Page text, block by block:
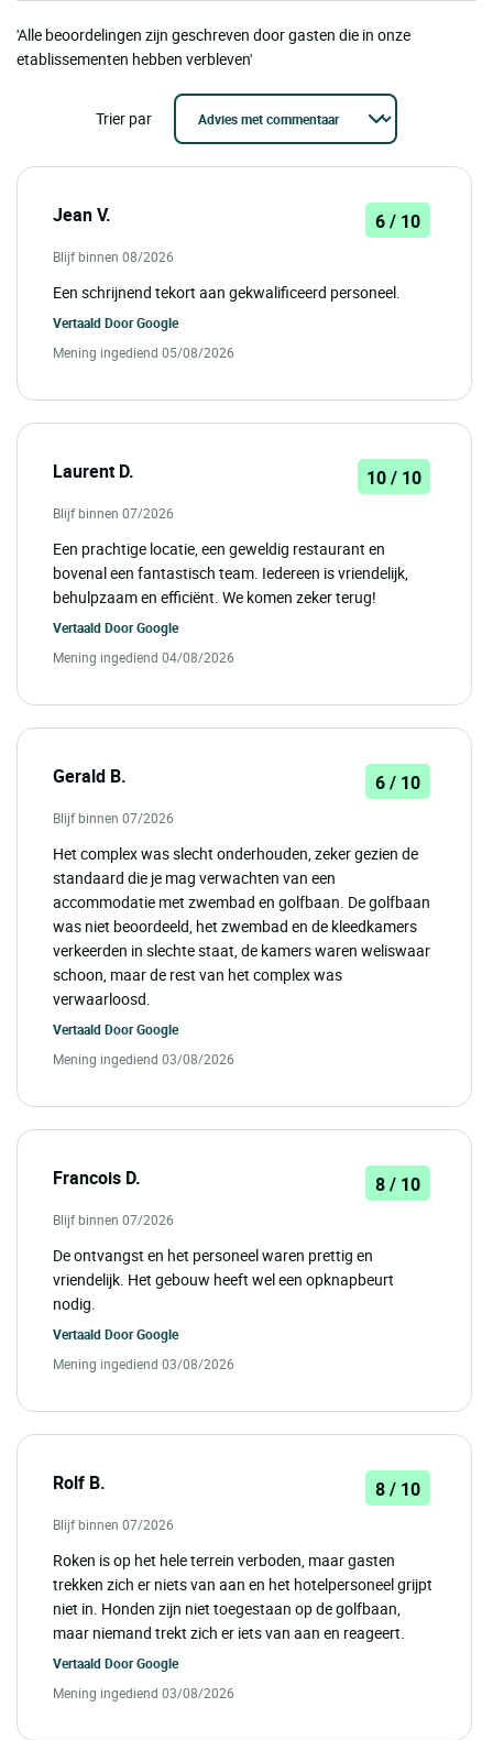
'Alle beoordelingen zijn geschreven door gasten die in onze
etablissementen hebben verbleven'
Trier par
Jean V. 6 / 10
Blijf binnen 08/2026
Een schrijnend tekort aan gekwalificeerd personeel.
Vertaald DoorGoogle
Mening ingediend 05/08/2026
Laurent D. 10 / 10
Blijf binnen 07/2026
Een prachtige locatie, een geweldig restaurant en
bovenal een fantastisch team. Iedereen is vriendelijk,
behulpzaam en efficiënt. We komen zeker terug!
Vertaald DoorGoogle
Mening ingediend 04/08/2026
Gerald B. 6 / 10
Blijf binnen 07/2026
Het complex was slecht onderhouden, zeker gezien de
standaard die je mag verwachten van een
accommodatie met zwembad en golfbaan. De golfbaan
was niet beoordeeld, het zwembad en de kleedkamers
verkeerden in slechte staat, de kamers waren weliswaar
schoon, maar de rest van het complex was
verwaarloosd.
Vertaald DoorGoogle
Mening ingediend 03/08/2026
Francois D. 8 / 10
Blijf binnen 07/2026
De ontvangst en het personeel waren prettig en
vriendelijk. Het gebouw heeft wel een opknapbeurt
nodig.
Vertaald DoorGoogle
Mening ingediend 03/08/2026
Rolf B. 8 / 10
Blijf binnen 07/2026
Roken is op het hele terrein verboden, maar gasten
trekken zich er niets van aan en het hotelpersoneel grijpt
niet in. Honden zijn niet toegestaan op de golfbaan,
maar niemand trekt zich er iets van aan en reageert.
Vertaald DoorGoogle
Mening ingediend 03/08/2026